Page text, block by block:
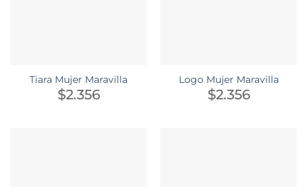
Tiara Mujer Maravilla
$2.356
Logo Mujer Maravilla
$2.356